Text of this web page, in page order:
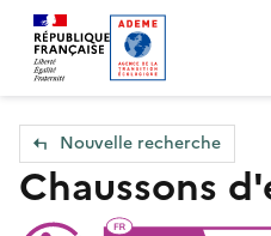
Accueil — Que Faire de
Nouvelle recherche
Chaussons